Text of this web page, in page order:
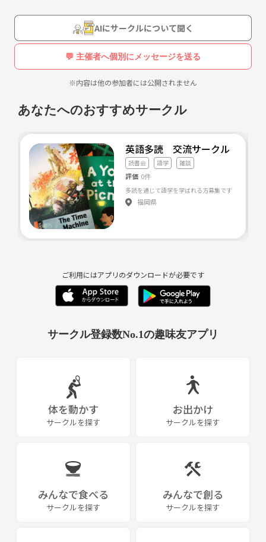
AIにサークルについて聞く
💬 主催者へ個別にメッセージを送る
※内容は他の参加者には公開されません
あなたへのおすすめサークル
英語多読 交流サークル 【福
読書会 語学 雑談
評価 0件
多読を通じて語学を学ばれる方募集です！もちろん
福岡県
ご利用にはアプリのダウンロードが必要です
サークル登録数No.1の趣味友アプリ
体を動かす
サークルを探す
お出かけ
サークルを探す
みんなで食べる
サークルを探す
みんなで創る
サークルを探す